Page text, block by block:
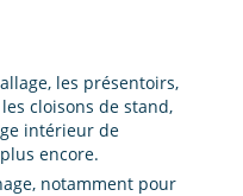
les présentoirs,
cloisons de stand,
intérieur de
encore.
notamment pour